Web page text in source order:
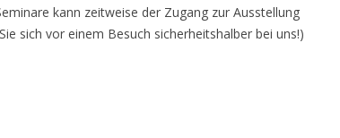
kann zeitweise der Zugang zur Ausstellung
sich vor einem Besuch sicherheitshalber bei uns!)